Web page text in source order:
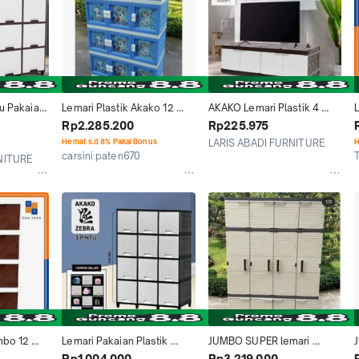
Pakaian
Lemari Plastik Akako 12
Pintu Printing (Promo
Harga)
Rp2.285.200
Hemat s.d 8% Pakai Bonus
carsini paten670
AKAKO Lemari Plastik 4
Pintu 8 Laci 12 Putih Rotan
MURAH
Rp225.975
LARIS ABADI FURNITURE
12
Lemari Pakaian Plastik
AKAKO ZEBRA 3 PINTU 4 5
JUMBO SUPER lemari
pakaian plastik akako 4